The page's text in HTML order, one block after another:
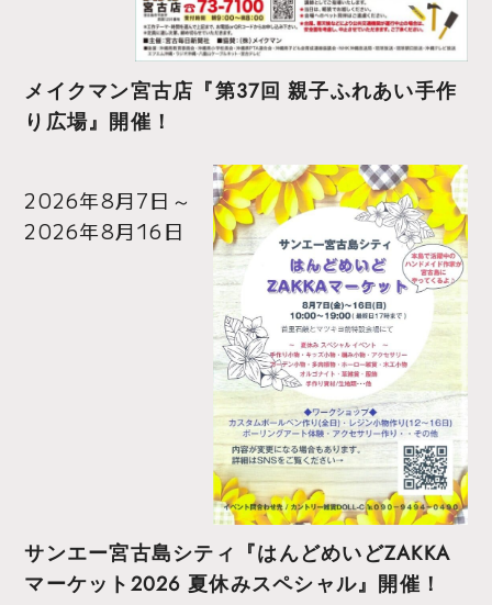
メイクマン宮古店『第37回 親子ふれあい手作
り広場』開催！
2026年8月7日 ～
2026年8月16日
サンエー宮古島シティ『はんどめいどZAKKA
マーケット2026 夏休みスペシャル』開催！